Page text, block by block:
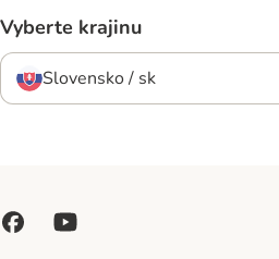
Vyberte krajinu
Slovensko / sk